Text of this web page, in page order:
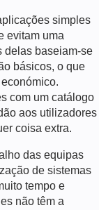
simples
evitam uma
delas baseiam-se
básicos, o que
com um catálogo
aos utilizadores
coisa extra.
das equipas
de sistemas
tempo e
não têm a